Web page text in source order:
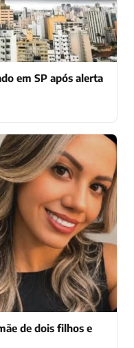
em SP após alerta
de dois filhos e